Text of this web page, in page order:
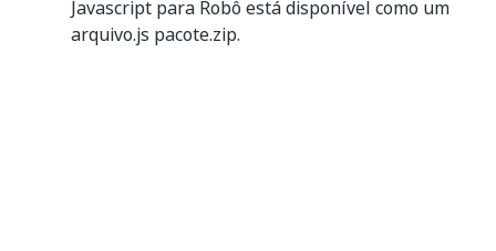
Javascript para Robô está disponível como um
arquivo.js pacote.zip.